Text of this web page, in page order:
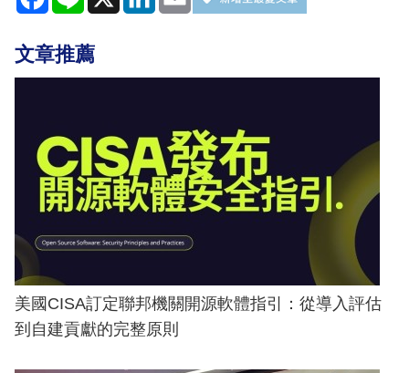
文章推薦
美國CISA訂定聯邦機關開源軟體指引：從導入評估
到自建貢獻的完整原則